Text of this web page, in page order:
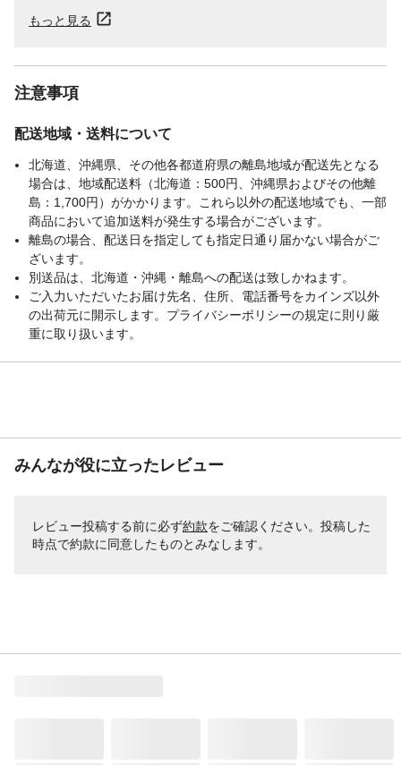
もっと見る
注意事項
配送地域・送料について
北海道、沖縄県、その他各都道府県の離島地域が配送先となる
場合は、地域配送料（北海道：500円、沖縄県およびその他離
島：1,700円）がかかります。これら以外の配送地域でも、一部
商品において追加送料が発生する場合がございます。
離島の場合、配送日を指定しても指定日通り届かない場合がご
ざいます。
別送品は、北海道・沖縄・離島への配送は致しかねます。
ご入力いただいたお届け先名、住所、電話番号をカインズ以外
の出荷元に開示します。プライバシーポリシーの規定に則り厳
重に取り扱います。
みんなが役に立ったレビュー
レビュー投稿する前に必ず約款をご確認ください。投稿した
時点で約款に同意したものとみなします。